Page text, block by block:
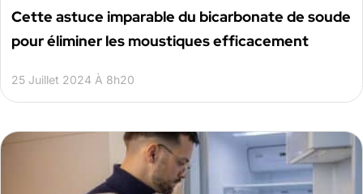
Cette astuce imparable du bicarbonate de soude
pour éliminer les moustiques efficacement
25 Juillet 2024 À 8h20